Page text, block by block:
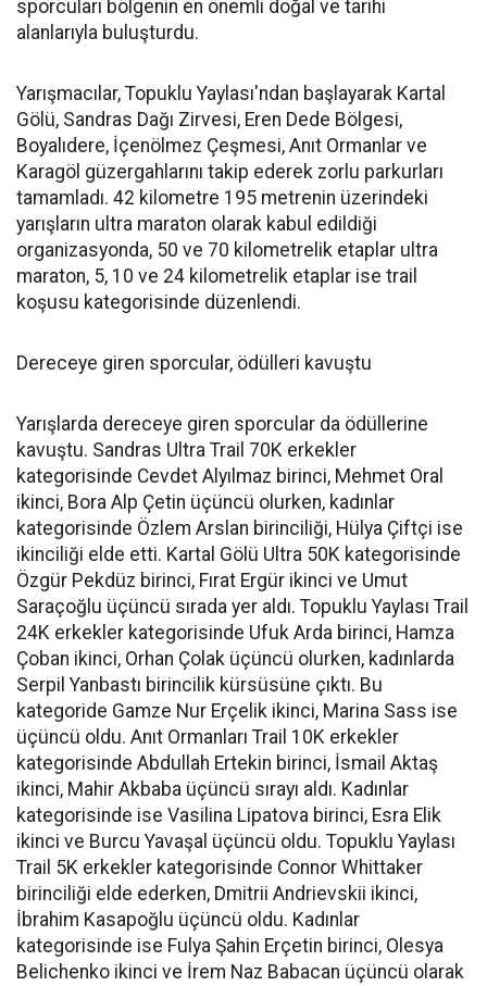
sporcuları bölgenin en önemli doğal ve tarihi
alanlarıyla buluşturdu.
Yarışmacılar, Topuklu Yaylası'ndan başlayarak Kartal
Gölü, Sandras Dağı Zirvesi, Eren Dede Bölgesi,
Boyalıdere, İçenölmez Çeşmesi, Anıt Ormanlar ve
Karagöl güzergahlarını takip ederek zorlu parkurları
tamamladı. 42 kilometre 195 metrenin üzerindeki
yarışların ultra maraton olarak kabul edildiği
organizasyonda, 50 ve 70 kilometrelik etaplar ultra
maraton, 5, 10 ve 24 kilometrelik etaplar ise trail
koşusu kategorisinde düzenlendi.
Dereceye giren sporcular, ödülleri kavuştu
Yarışlarda dereceye giren sporcular da ödüllerine
kavuştu. Sandras Ultra Trail 70K erkekler
kategorisinde Cevdet Alyılmaz birinci, Mehmet Oral
ikinci, Bora Alp Çetin üçüncü olurken, kadınlar
kategorisinde Özlem Arslan birinciliği, Hülya Çiftçi ise
ikinciliği elde etti. Kartal Gölü Ultra 50K kategorisinde
Özgür Pekdüz birinci, Fırat Ergür ikinci ve Umut
Saraçoğlu üçüncü sırada yer aldı. Topuklu Yaylası Trail
24K erkekler kategorisinde Ufuk Arda birinci, Hamza
Çoban ikinci, Orhan Çolak üçüncü olurken, kadınlarda
Serpil Yanbastı birincilik kürsüsüne çıktı. Bu
kategoride Gamze Nur Erçelik ikinci, Marina Sass ise
üçüncü oldu. Anıt Ormanları Trail 10K erkekler
kategorisinde Abdullah Ertekin birinci, İsmail Aktaş
ikinci, Mahir Akbaba üçüncü sırayı aldı. Kadınlar
kategorisinde ise Vasilina Lipatova birinci, Esra Elik
ikinci ve Burcu Yavaşal üçüncü oldu. Topuklu Yaylası
Trail 5K erkekler kategorisinde Connor Whittaker
birinciliği elde ederken, Dmitrii Andrievskii ikinci,
İbrahim Kasapoğlu üçüncü oldu. Kadınlar
kategorisinde ise Fulya Şahin Erçetin birinci, Olesya
Belichenko ikinci ve İrem Naz Babacan üçüncü olarak